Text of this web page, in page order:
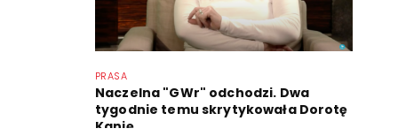
PRASA
Naczelna "GWr" odchodzi. Dwa
tygodnie temu skrytykowała Dorotę
Kanię